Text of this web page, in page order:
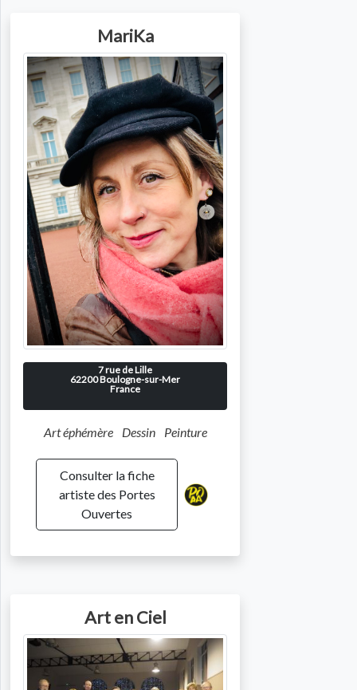
MariKa
Photo de l'artiste
7 rue de Lille
62200Boulogne-sur-Mer
France
Art éphémère Dessin Peinture
Consulter la fiche
artiste des Portes
Ouvertes
Art en Ciel